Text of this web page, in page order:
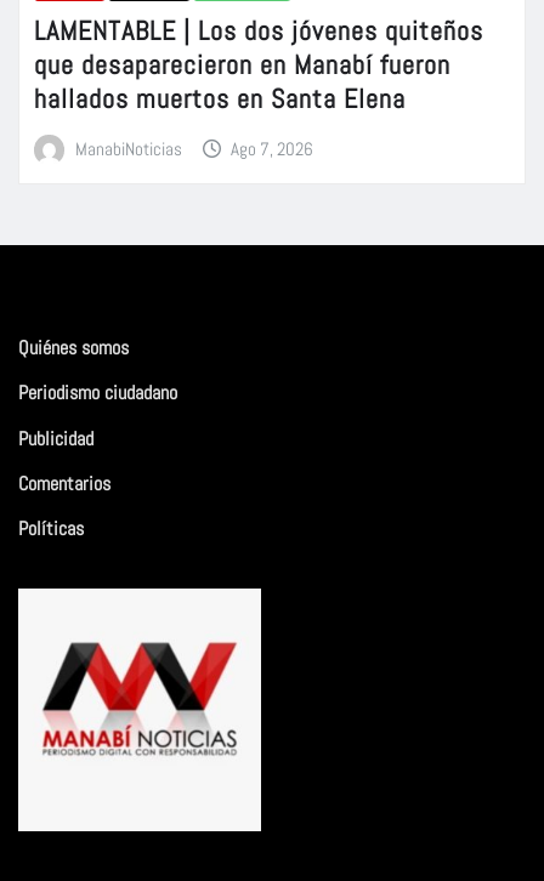
LAMENTABLE | Los dos jóvenes quiteños
que desaparecieron en Manabí fueron
hallados muertos en Santa Elena
ManabiNoticias Ago 7, 2026
Quiénes somos
Periodismo ciudadano
Publicidad
Comentarios
Políticas